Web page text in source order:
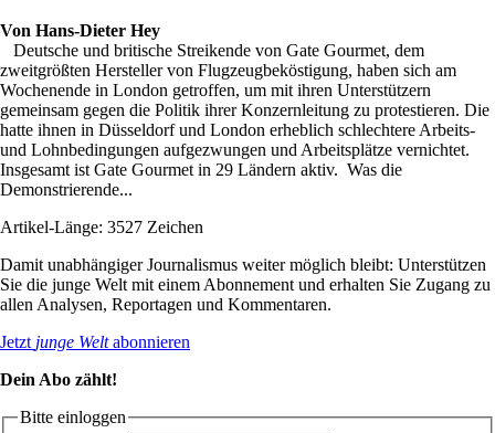
Von Hans-Dieter Hey
Deutsche und britische Streikende von Gate Gourmet, dem
zweitgrößten Hersteller von Flugzeugbeköstigung, haben sich am
Wochenende in London getroffen, um mit ihren Unterstützern
gemeinsam gegen die Politik ihrer Konzernleitung zu protestieren. Die
hatte ihnen in Düsseldorf und London erheblich schlechtere Arbeits-
und Lohnbedingungen aufgezwungen und Arbeitsplätze vernichtet.
Insgesamt ist Gate Gourmet in 29 Ländern aktiv. Was die
Demonstrierende...
Artikel-Länge: 3527 Zeichen
Damit unabhängiger Journalismus weiter möglich bleibt: Unterstützen
Sie die junge Welt mit einem Abonnement und erhalten Sie Zugang zu
allen Analysen, Reportagen und Kommentaren.
Jetzt junge Weltabonnieren
Dein Abo zählt!
Bitte einloggen